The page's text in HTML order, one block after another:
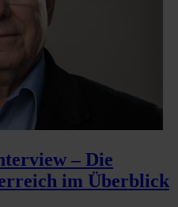
– Die
im Überblick